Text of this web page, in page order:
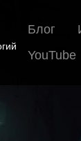
Блог
YouTube